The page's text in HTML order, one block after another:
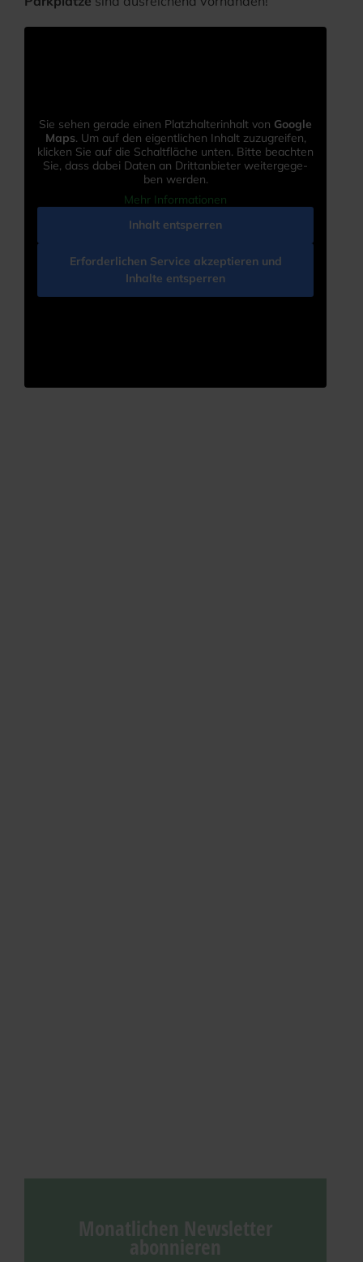
Sie sehen gera­de einen Platz­hal­ter­in­halt von Goog­le
Maps. Um auf den eigent­li­chen Inhalt zuzu­grei­fen,
kli­cken Sie auf die Schalt­flä­che unten. Bit­te beach­ten
Sie, dass dabei Daten an Dritt­an­bie­ter wei­ter­ge­ge­
ben werden.
Mehr Infor­ma­tio­nen
Inhalt ent­sper­ren
Erfor­der­li­chen Ser­vice akzep­tie­ren und
Inhal­te ent­sper­ren
Monat­li­chen News­let­ter
abonnieren